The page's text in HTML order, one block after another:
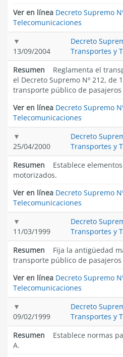
Ver en línea Decreto Supremo
Telecomunicaciones
13/09/2004
Decreto
Transportes y
Resumen
Reglamenta el
el Decreto Supremo Nº 212, de
transporte público de
Ver en línea Decreto Supremo
Telecomunicaciones
25/04/2000
Decreto
Transportes y
Resumen
Establece
motorizados.
Ver en línea Decreto Supremo
Telecomunicaciones
11/03/1999
Decreto
Transportes y
Resumen
Fija la antigüedad
transporte público de
Ver en línea Decreto Supremo
Telecomunicaciones
09/02/1999
Decreto
Transportes y
Resumen
Establece normas
A.